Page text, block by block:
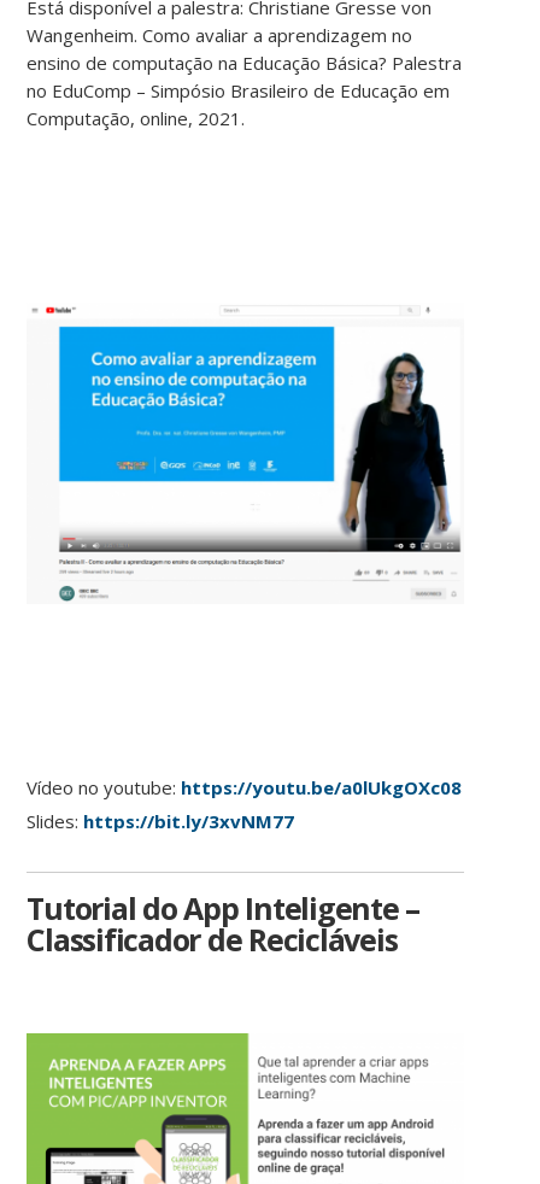
Está disponível a palestra: Christiane Gresse von
Wangenheim. Como avaliar a aprendizagem no
ensino de computação na Educação Básica? Palestra
no EduComp – Simpósio Brasileiro de Educação em
Computação, online, 2021.
Vídeo no youtube: https://youtu.be/a0lUkgOXc08
Slides: https://bit.ly/3xvNM77
Tutorial do App Inteligente –
Classificador de Recicláveis